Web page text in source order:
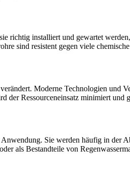
richtig installiert und gewartet
sind resistent gegen viele
Moderne Technologien und
Ressourceneinsatz minimiert
Sie werden häufig in der
als Bestandteile von